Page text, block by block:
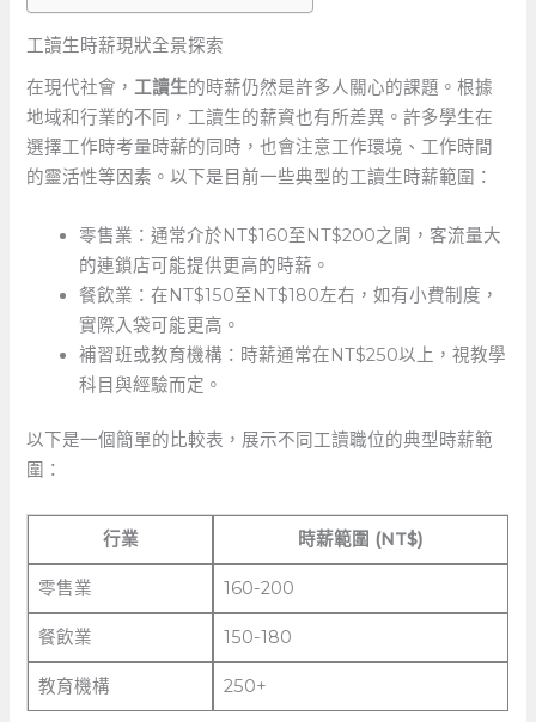
工讀生時薪現狀全景探索
在現代社會， 工讀生的時薪仍然是許多人關心的課題。根據
地域和行業的不同，工讀生的薪資也有所差異。許多學生在
選擇工作時考量時薪的同時，也會注意工作環境、工作時間
的靈活性等因素。以下是目前一些典型的工讀生時薪範圍：
零售業：通常介於NT$160至NT$200之間，客流量大
的連鎖店可能提供更高的時薪。
餐飲業：在NT$150至NT$180左右，如有小費制度，
實際入袋可能更高。
補習班或教育機構：時薪通常在NT$250以上，視教學
科目與經驗而定。
以下是一個簡單的比較表，展示不同工讀職位的典型時薪範
圍：
行業 時薪範圍 (NT$)
零售業 160-200
餐飲業 150-180
教育機構 250+